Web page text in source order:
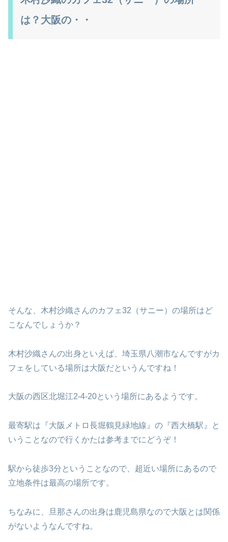
は？大阪の・・
そんな、木村沙織さんのカフェ32（サニー）の場所はど
こなんでしょうか？
木村沙織さんの出身といえば、埼玉県八潮市なんですがカ
フェをしている場所は大阪だというんですね！
大阪の西区北堀江2-4-20という場所にあるようです。
最寄駅は『大阪メトロ長堀鶴見緑地線』の『西大橋駅』と
いうことなので行くかたは参考までにどうぞ！
駅から徒歩3分ということなので、超近い場所にあるので
立地条件は最高の場所です。
ちなみに、旦那さんの出身は鹿児島県なので大阪とは関係
がないようなんですね。